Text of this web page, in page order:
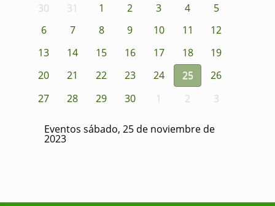
30 31 1 2 3 4
5
6
7 8 9 10 11
12
13
14 15 16 17 18
19
20
21 22 23 24 25
26
27
28 29 30 1 2 3
Eventos sábado, 25 de noviembre de
2023